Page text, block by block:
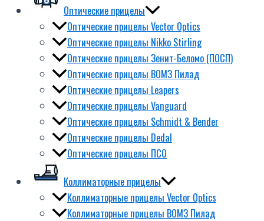
Оптические прицелы
Оптические прицелы Vector Optics
Оптические прицелы Nikko Stirling
Оптические прицелы Зенит-Беломо (ПОСП)
Оптические прицелы ВОМЗ Пилад
Оптические прицелы Leapers
Оптические прицелы Vanguard
Оптические прицелы Schmidt & Bender
Оптические прицелы Dedal
Оптические прицелы ПСО
Коллиматорные прицелы
Коллиматорные прицелы Vector Optics
Коллиматорные прицелы ВОМЗ Пилад